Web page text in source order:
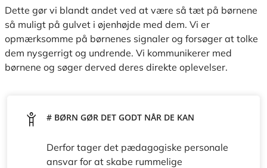
Dette gør vi blandt andet ved at være så tæt på børnene
så muligt på gulvet i øjenhøjde med dem. Vi er
opmærksomme på børnenes signaler og forsøger at tolke
dem nysgerrigt og undrende. Vi kommunikerer med
børnene og søger derved deres direkte oplevelser.
# BØRN GØR DET GODT NÅR DE KAN
Derfor tager det pædagogiske personale
ansvar for at skabe rummelige